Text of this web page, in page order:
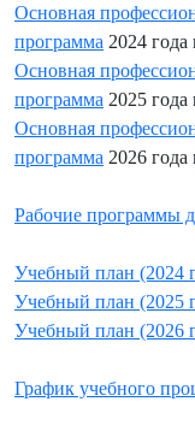
Основная
программа 2024 года
Основная
программа 2025 года
Основная
программа 2026
Рабочие программы
Учебный план (2024
Учебный план (2025
Учебный план (2026
График учебного